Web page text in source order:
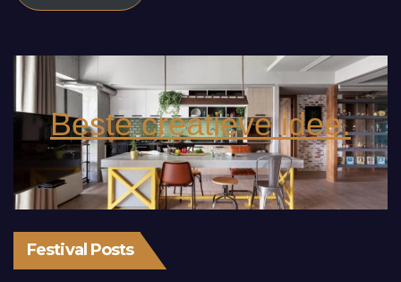
Beste creatieve idee.
Festival Posts